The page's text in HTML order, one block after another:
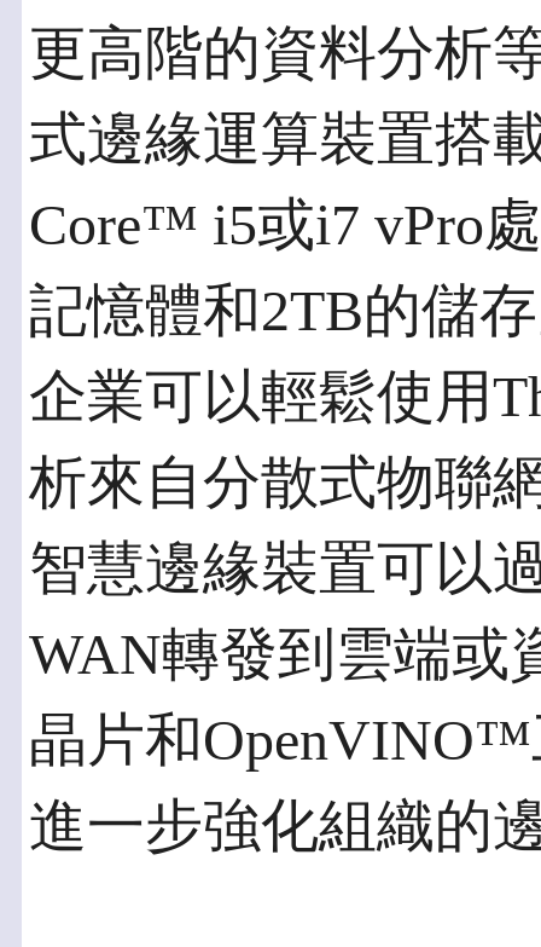
更高階的資料分析
式邊緣運算裝置搭
Core™ i5或i7 vPro
記憶體和2TB的儲
企業可以輕鬆使用
析來自分散式物聯
智慧邊緣裝置可以
WAN轉發到雲端或
晶片和
進一步強化組織的